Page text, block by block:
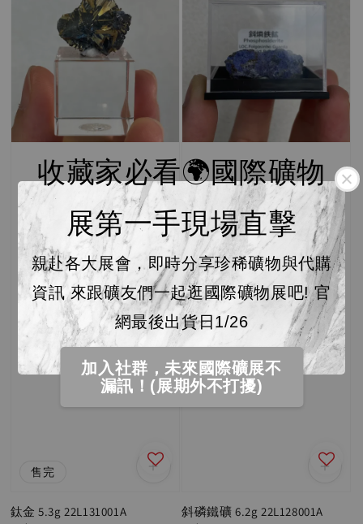
收藏家必看🌍國際礦物
展第一手現場直擊
親赴各大展會，即時分享珍稀礦物與代購
資訊 來跟礦友們一起逛國際礦物展吧! 官
網最後出貨日1/26
加入社群，未來國際礦展不
漏訊！(展期外不打擾)
售完
鈦金 5.3g 22L131001A 斜磷鐵礦 6.2g 22L128001A